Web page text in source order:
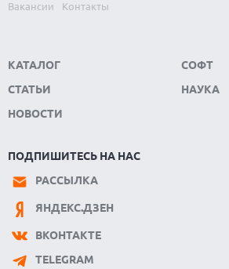
Вакансии
Контакты
КАТАЛОГ
СТАТЬИ
НОВОСТИ
СОФТ
НАУКА
ПОДПИШИТЕСЬ НА НАС
РАССЫЛКА
ЯНДЕКС.ДЗЕН
ВКОНТАКТЕ
TELEGRAM